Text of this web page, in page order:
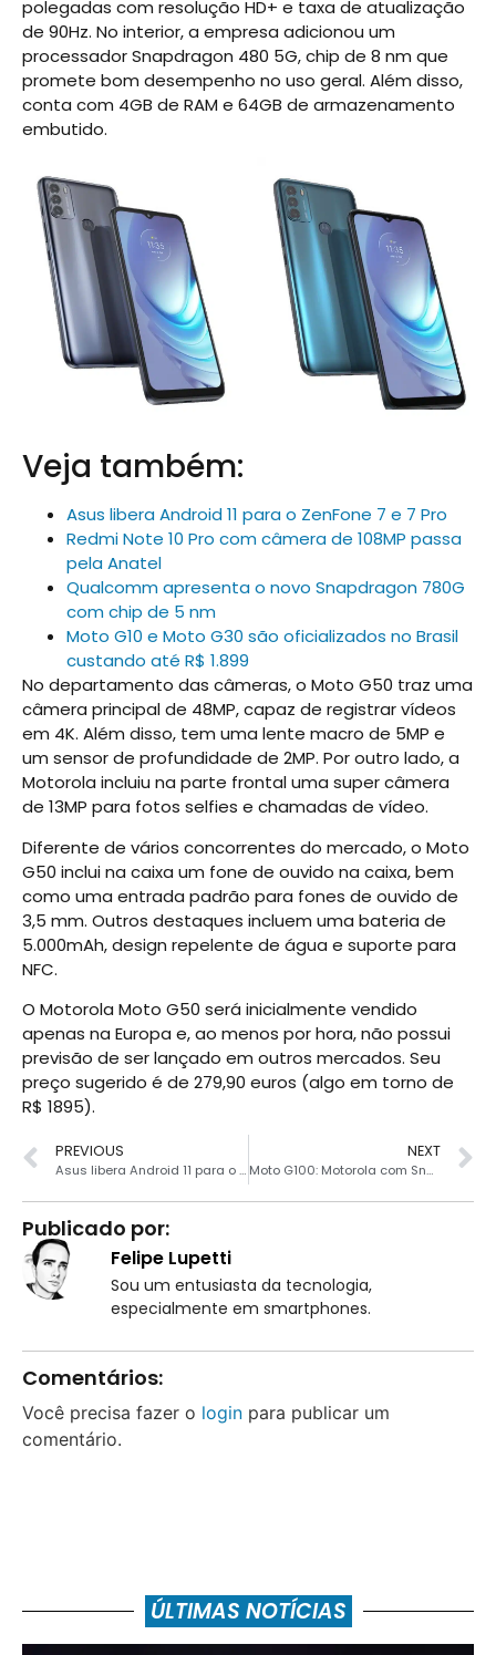
polegadas com resolução HD+ e taxa de atualização
de 90Hz. No interior, a empresa adicionou um
processador Snapdragon 480 5G, chip de 8 nm que
promete bom desempenho no uso geral. Além disso,
conta com 4GB de RAM e 64GB de armazenamento
embutido.
Veja também:
Asus libera Android 11 para o ZenFone 7 e 7 Pro
Redmi Note 10 Pro com câmera de 108MP passa
pela Anatel
Qualcomm apresenta o novo Snapdragon 780G
com chip de 5 nm
Moto G10 e Moto G30 são oficializados no Brasil
custando até R$ 1.899
No departamento das câmeras, o Moto G50 traz uma
câmera principal de 48MP, capaz de registrar vídeos
em 4K. Além disso, tem uma lente macro de 5MP e
um sensor de profundidade de 2MP. Por outro lado, a
Motorola incluiu na parte frontal uma super câmera
de 13MP para fotos selfies e chamadas de vídeo.
Diferente de vários concorrentes do mercado, o Moto
G50 inclui na caixa um fone de ouvido na caixa, bem
como uma entrada padrão para fones de ouvido de
3,5 mm. Outros destaques incluem uma bateria de
5.000mAh, design repelente de água e suporte para
NFC.
O Motorola Moto G50 será inicialmente vendido
apenas na Europa e, ao menos por hora, não possui
previsão de ser lançado em outros mercados. Seu
preço sugerido é de 279,90 euros (algo em torno de
R$ 1895).
PREVIOUS
Asus libera Android 11 para o ZenFone 7 e 7 Pro
NEXT
Moto G100: Motorola com Snapdragon 870 e 12 GB de RAM por R$ 2629
Publicado por:
Felipe Lupetti
Sou um entusiasta da tecnologia,
especialmente em smartphones.
Comentários:
Você precisa fazer o login para publicar um
comentário.
ÚLTIMAS NOTÍCIAS